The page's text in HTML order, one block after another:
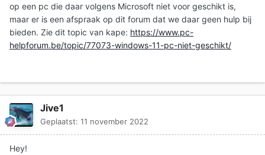
op een pc die daar volgens Microsoft niet voor geschikt is,
maar er is een afspraak op dit forum dat we daar geen hulp bij
bieden. Zie dit topic van kape: https://www.pc-
helpforum.be/topic/77073-windows-11-pc-niet-geschikt/
Jive1
Geplaatst: 11 november 2022
Hey!